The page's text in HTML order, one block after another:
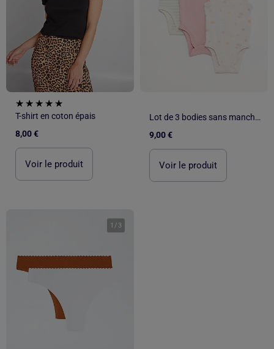
T-shirt en coton épais
8,00 €
Voir le produit
Lot de 3 bodies sans manches
9,00 €
Voir le produit
1 / 3